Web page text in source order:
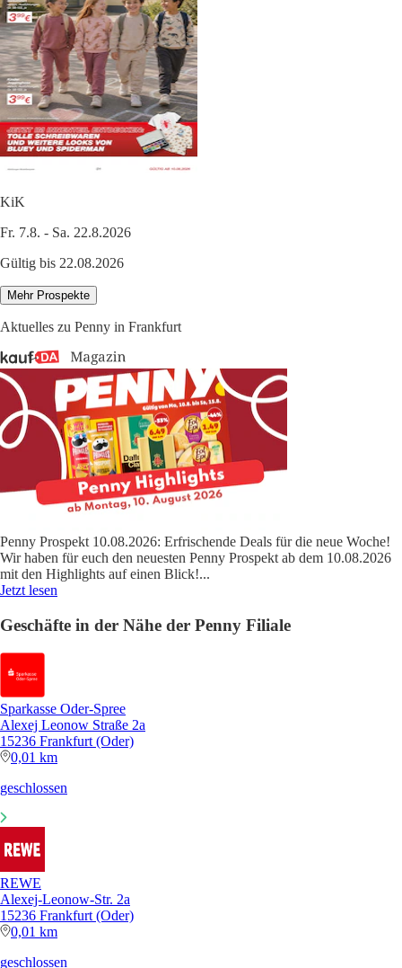
KiK
Fr. 7.8. - Sa. 22.8.2026
Gültig bis 22.08.2026
Mehr Prospekte
Aktuelles zu Penny in Frankfurt
Penny Prospekt 10.08.2026: Erfrischende Deals für die neue Woche!
Wir haben für euch den neuesten Penny Prospekt ab dem 10.08.2026
mit den Highlights auf einen Blick!...
Jetzt lesen
Geschäfte in der Nähe der Penny Filiale
Sparkasse Oder-Spree
Alexej Leonow Straße 2a
15236 Frankfurt (Oder)
0,01 km
geschlossen
REWE
Alexej-Leonow-Str. 2a
15236 Frankfurt (Oder)
0,01 km
geschlossen